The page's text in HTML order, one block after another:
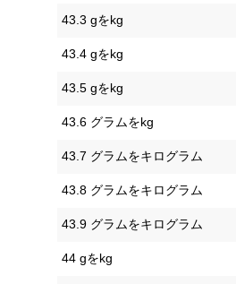
43.3 gをkg
43.4 gをkg
43.5 gをkg
43.6 グラムをkg
43.7 グラムをキログラム
43.8 グラムをキログラム
43.9 グラムをキログラム
44 gをkg